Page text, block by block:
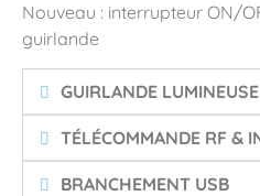
Nouveau : interrupteur ON/
guirlande
GUIRLANDE
TÉLÉCOMMANDE RF &
BRANCHEMENT USB